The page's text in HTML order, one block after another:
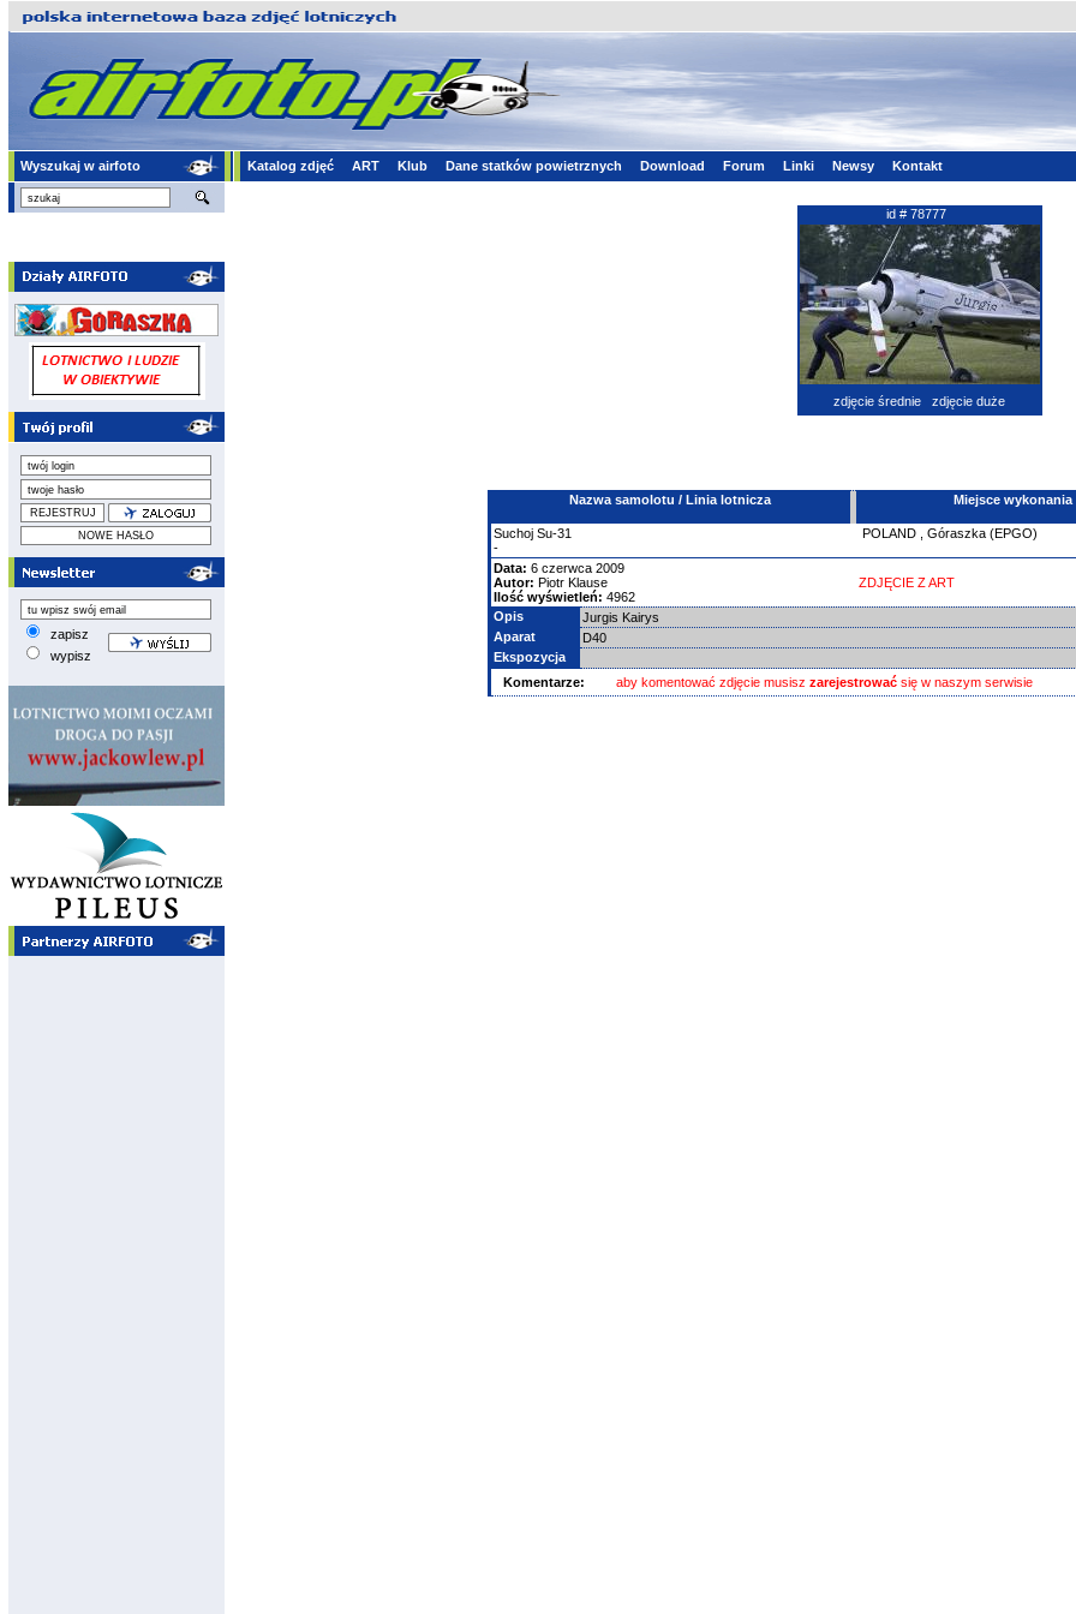
Wyszukaj w airfoto Katalog zdjęć ART Klub Dane statków powietrznych Download Forum Linki Newsy Kontakt
zapisz
wypisz
id # 78777
zdjęcie średnie zdjęcie duże
Nazwa samolotu / Linia lotnicza Miejsce wykonania
Suchoj Su-31
-
POLAND, Góraszka (EPGO)
Data: 6 czerwca 2009
Autor: Piotr Klause
Ilość wyświetleń: 4962
ZDJĘCIE Z ART
Opis
Jurgis Kairys
Aparat
D40
Ekspozycja
Komentarze:
aby komentować zdjęcie musisz zarejestrowaćsię w naszym serwisie